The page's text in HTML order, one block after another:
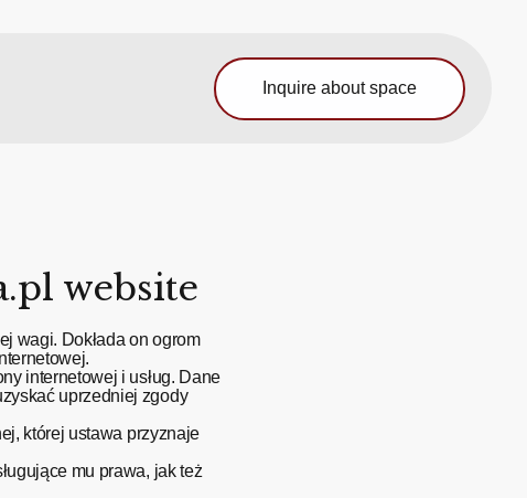
Inquire about space
website
wagi. Dokłada on ogrom
internetowej i usług. Dane
uprzedniej zgody
której ustawa przyznaje
mu prawa, jak też